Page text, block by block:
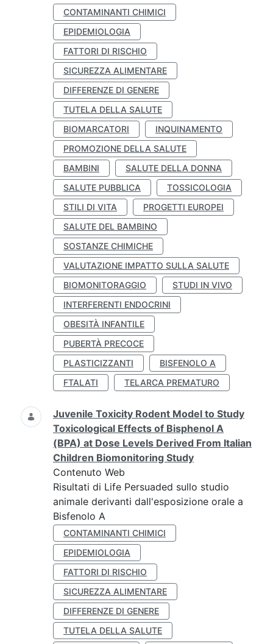
CONTAMINANTI CHIMICI
EPIDEMIOLOGIA
FATTORI DI RISCHIO
SICUREZZA ALIMENTARE
DIFFERENZE DI GENERE
TUTELA DELLA SALUTE
BIOMARCATORI
INQUINAMENTO
PROMOZIONE DELLA SALUTE
BAMBINI
SALUTE DELLA DONNA
SALUTE PUBBLICA
TOSSICOLOGIA
STILI DI VITA
PROGETTI EUROPEI
SALUTE DEL BAMBINO
SOSTANZE CHIMICHE
VALUTAZIONE IMPATTO SULLA SALUTE
BIOMONITORAGGIO
STUDI IN VIVO
INTERFERENTI ENDOCRINI
OBESITÀ INFANTILE
PUBERTÀ PRECOCE
PLASTICIZZANTI
BISFENOLO A
FTALATI
TELARCA PREMATURO
Juvenile Toxicity Rodent Model to Study
Toxicological Effects of Bisphenol A
(BPA) at Dose Levels Derived From Italian
Children Biomonitoring Study
Contenuto Web
Risultati di Life Persuaded sullo studio
animale derivanti dall'esposizione orale a
Bisfenolo A
CONTAMINANTI CHIMICI
EPIDEMIOLOGIA
FATTORI DI RISCHIO
SICUREZZA ALIMENTARE
DIFFERENZE DI GENERE
TUTELA DELLA SALUTE